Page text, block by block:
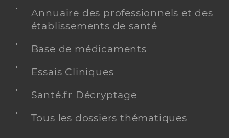
Annuaire des professionnels et des
établissements de santé
Base de médicaments
Essais Cliniques
Santé.fr Décryptage
Tous les dossiers thématiques